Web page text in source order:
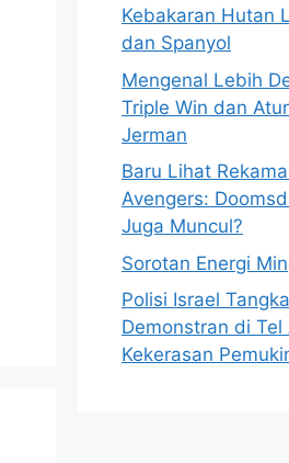
Kebakaran Hutan
dan Spanyol
Mengenal Lebih
Triple Win dan
Jerman
Baru Lihat
Avengers:
Juga Muncul?
Sorotan Energi
Polisi Israel
Demonstran di Tel
Kekerasan